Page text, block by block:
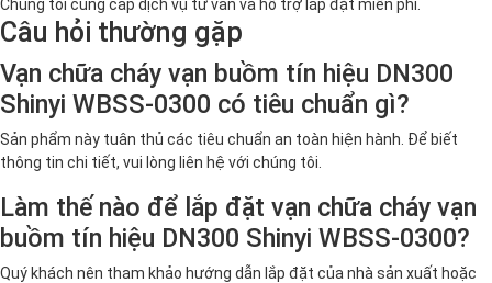
Chúng tôi cung cấp dịch vụ tư vấn và hỗ trợ lắp đặt miễn phí.
Câu hỏi thường gặp
Vạn chữa cháy vạn buồm tín hiệu DN300
Shinyi WBSS-0300 có tiêu chuẩn gì?
Sản phẩm này tuân thủ các tiêu chuẩn an toàn hiện hành. Để biết
thông tin chi tiết, vui lòng liên hệ với chúng tôi.
Làm thế nào để lắp đặt vạn chữa cháy vạn
buồm tín hiệu DN300 Shinyi WBSS-0300?
Quý khách nên tham khảo hướng dẫn lắp đặt của nhà sản xuất hoặc